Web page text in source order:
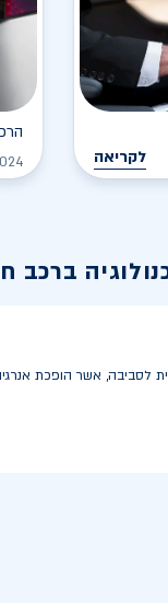
לקריאה
ברכב
לסביבה, אשר הופכת